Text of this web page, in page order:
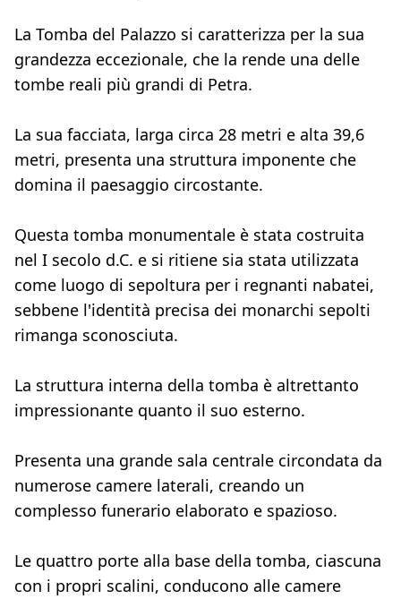
La Tomba del Palazzo si caratterizza per la sua
grandezza eccezionale, che la rende una delle
tombe reali più grandi di Petra.
La sua facciata, larga circa 28 metri e alta 39,6
metri, presenta una struttura imponente che
domina il paesaggio circostante.
Questa tomba monumentale è stata costruita
nel I secolo d.C. e si ritiene sia stata utilizzata
come luogo di sepoltura per i regnanti nabatei,
sebbene l'identità precisa dei monarchi sepolti
rimanga sconosciuta.
La struttura interna della tomba è altrettanto
impressionante quanto il suo esterno.
Presenta una grande sala centrale circondata da
numerose camere laterali, creando un
complesso funerario elaborato e spazioso.
Le quattro porte alla base della tomba, ciascuna
con i propri scalini, conducono alle camere